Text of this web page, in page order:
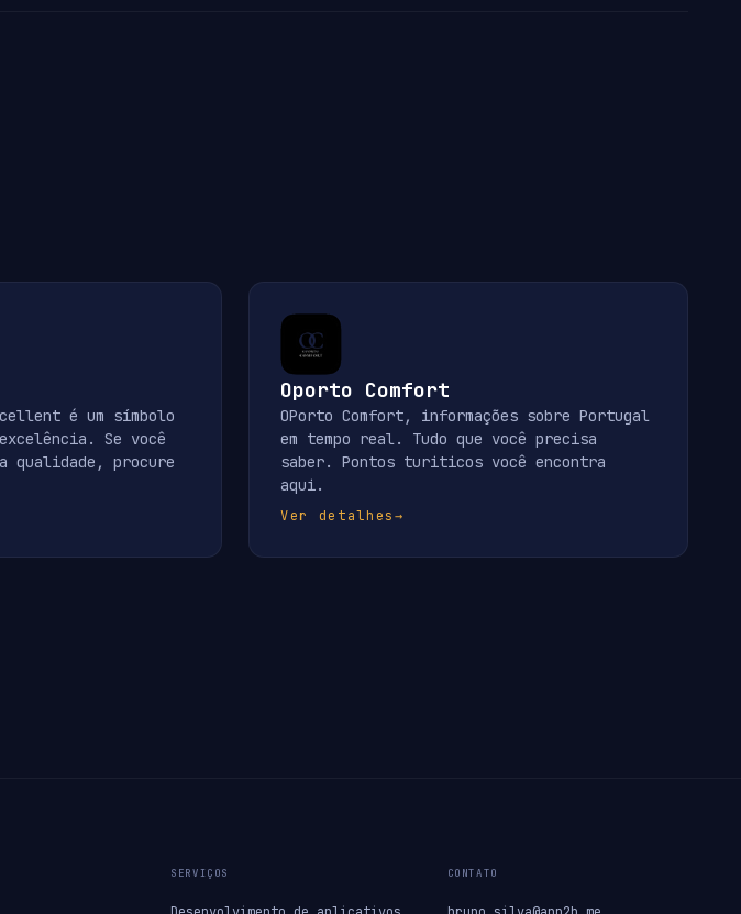
é um símbolo
Se você
qualidade, procure
Oporto Comfort
OPorto Comfort, informações sobre Portugal
em tempo real. Tudo que você precisa
saber. Pontos turiticos você encontra
aqui.
Ver detalhes→
SERVIÇOS CONTATO